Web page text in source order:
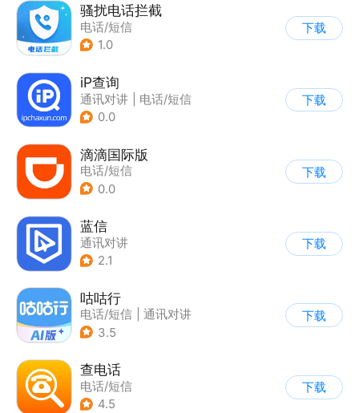
骚扰电话拦截
电话/短信
1.0
下载
iP查询
通讯对讲
电话/短信
0.0
下载
滴滴国际版
电话/短信
0.0
下载
蓝信
通讯对讲
2.1
下载
咕咕行
电话/短信
通讯对讲
3.5
下载
查电话
电话/短信
4.5
下载